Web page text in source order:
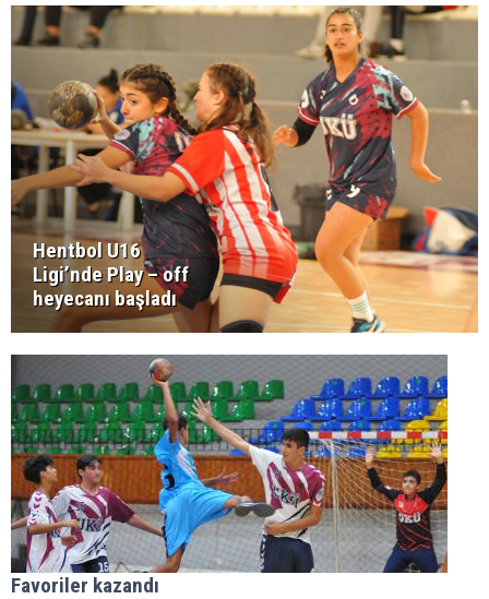
Hentbol U16
Ligi’nde Play – off
heyecanı başladı
Favoriler kazandı